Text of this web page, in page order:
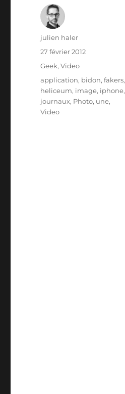
Auteur
julien haler
Publié
27 février 2012
Catégories
Geek,Video
Étiquettes
application, bidon,fakers,
heliceum, image, iphone,
journaux, Photo, une,
Video